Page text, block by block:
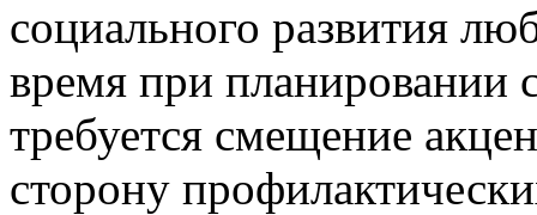
социального развития
время при планировании
требуется смещение
сторону